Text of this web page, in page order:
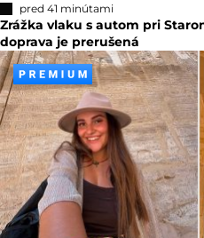
pred 41 minútami
Zrážka vlaku s autom pri
doprava je prerušená